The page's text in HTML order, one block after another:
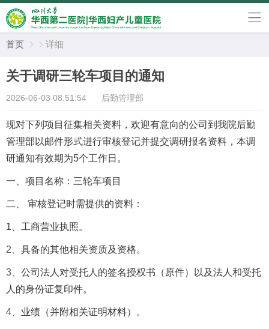
首页   详细
关于调研三轮车项目的通知
2026-06-03 08:51:54 后勤管理部
现对下列项目征集相关资料，欢迎有意向的公司到我院后勤
管理部以邮件形式进行审核登记并提交调研报名资料，本调
研通知有效期为5个工作日。
一、 项目名称： 三轮车项目
二、 审核登记时需提供的资料：
1、 工商营业执照。
2、 具备的其他相关资质及资格。
3、 公司法人对受托人的签名授权书（原件）以及法人和受托
人的身份证复印件。
4、 业绩 （并附相关证明材料） 。